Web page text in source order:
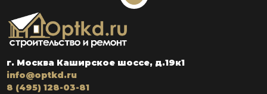
г. Москва Каширское шоссе, д.19к1
info@optkd.ru
8 (495) 128-03-81